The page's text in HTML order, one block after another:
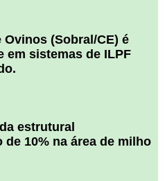
(Sobral/CE) é
em sistemas de ILPF
estrutural
10% na área de milho